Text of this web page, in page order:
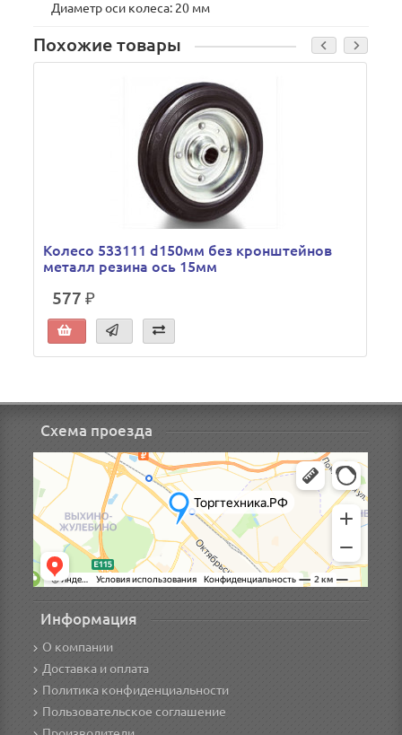
Диаметр оси колеса: 20 мм
Похожие товары
Колесо 533111 d150мм без кронштейнов
металл резина ось 15мм
577 ₽
Схема проезда
Информация
О компании
Доставка и оплата
Политика конфиденциальности
Пользовательское соглашение